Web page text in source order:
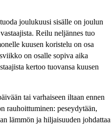
joulukuusi sisälle on joulun
Reilu neljännes tuo
kuusen koristelu on osa
on osalle sopiva aika
kertoo tuovansa kuusen
tai varhaiseen iltaan ennen
rauhoittuminen: peseydytään,
lämmön ja hiljaisuuden johdattaa